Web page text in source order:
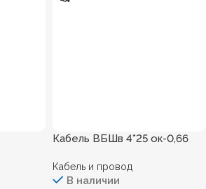
Кабель ВБШв 4*25 ок-0,66
Кабель и провод
В наличии